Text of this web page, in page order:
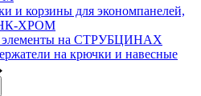
и корзины для экономпанелей,
ХРОМ
элементы на СТРУБЦИНАХ
на крючки и навесные